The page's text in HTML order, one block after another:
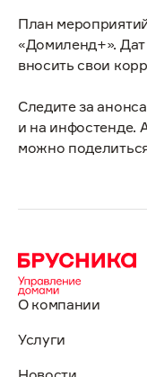
План
«Домиленд+». Дат
вносить свои
Следите за
и на инфостенде.
можно
О компании
Услуги